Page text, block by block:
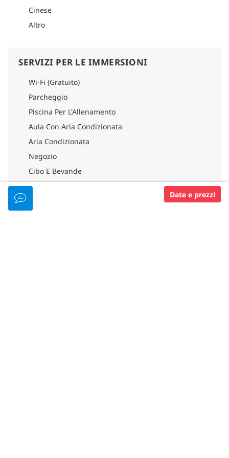
Cinese
Altro
SERVIZI PER LE IMMERSIONI
Wi-Fi (Gratuito)
Parcheggio
Piscina Per L'Allenamento
Aula Con Aria Condizionata
Aria Condizionata
Negozio
Cibo E Bevande
ATTREZZATURA DELLA BARCA PER
Date e prezzi